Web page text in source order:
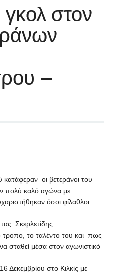
στον
–
κατάφεραν οι βετεράνοι του
πολύ καλό αγώνα με
όσοι φίλαθλοι
Σκερλετίδης
τροπο, το ταλέντο του και πως
σταθεί μέσα στον αγωνιστικό
Δεκεμβρίου στο Κιλκίς με